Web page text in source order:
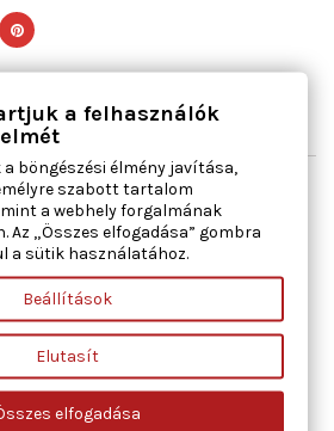
VÁLTÓSZÁMOK
a felhasználók
böngészési élmény javítása,
szabott tartalom
a webhely forgalmának
Az „Összes elfogadása” gombra
a sütik használatához.
Beállítások
Elutasít
elfogadása